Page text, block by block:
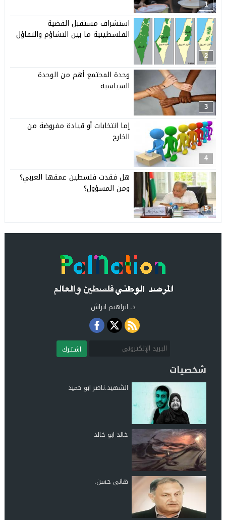
1
2
استشراف مستقبل القضية
الفلسطينية ما بين التشاؤم والتفاؤل
3
وحدة المجتمع أهم من الوحدة
السياسية
4
إما انتخابات أو قيادة مفروضة من
الخارج
5
هل فقدت فلسطين عمقها العربي؟
ومن المسؤول؟
د. ابراهيم ابراش
اشـتـرك
شخصيات
الشهيد.ناصر ابو حميد
خالد ابو خالد
هاني حسن.